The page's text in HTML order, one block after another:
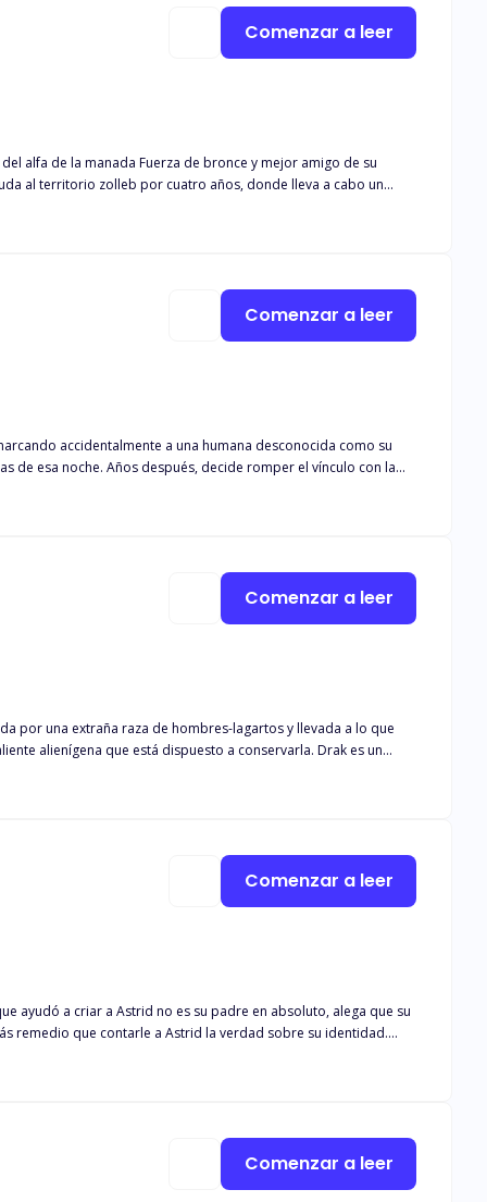
alfa de la manada Fuerza de bronce y mejor amigo de su
al territorio zolleb por cuatro años, donde lleva a cabo un
al territorio licántropo y se reencuentra con Dylan. Esa
Comenzar a leer
accidentalmente a una humana desconocida como su
de esa noche. Años después, decide romper el vínculo con la
Comenzar a leer
que está dispuesto a conservarla. Drak es un
hasta que ve a la pequeña mujer humana y él estará más
Comenzar a leer
ayudó a criar a Astrid no es su padre en absoluto, alega que su
remedio que contarle a Astrid la verdad sobre su identidad.
muerte de su madre. Astrid ignoraba por completo su herencia
Comenzar a leer
Comenzar a leer